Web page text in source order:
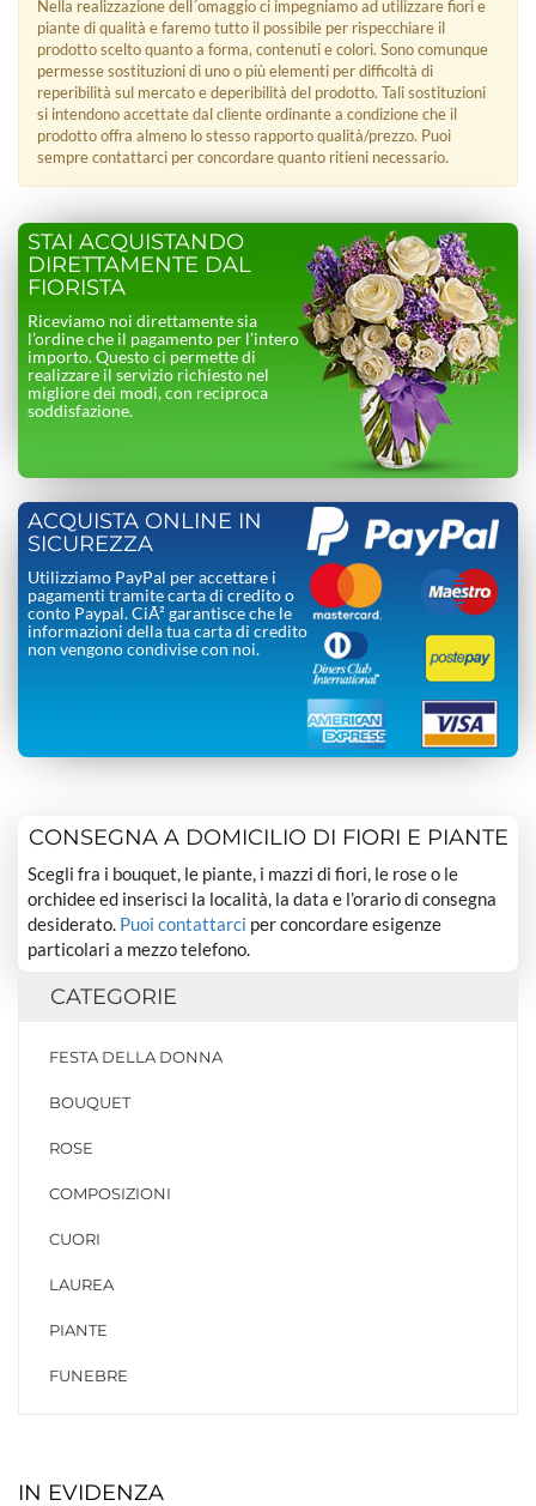
Nella realizzazione dell´omaggio ci impegniamo ad utilizzare fiori e
piante di qualità e faremo tutto il possibile per rispecchiare il
prodotto scelto quanto a forma, contenuti e colori. Sono comunque
permesse sostituzioni di uno o più elementi per difficoltà di
reperibilità sul mercato e deperibilità del prodotto. Tali sostituzioni
si intendono accettate dal cliente ordinante a condizione che il
prodotto offra almeno lo stesso rapporto qualità/prezzo. Puoi
sempre contattarci per concordare quanto ritieni necessario.
STAI ACQUISTANDO
DIRETTAMENTE DAL
FIORISTA
Riceviamo noi direttamente sia
l’ordine che il pagamento per l’intero
importo. Questo ci permette di
realizzare il servizio richiesto nel
migliore dei modi, con reciproca
soddisfazione.
ACQUISTA ONLINE IN
SICUREZZA
Utilizziamo PayPal per accettare i
pagamenti tramite carta di credito o
conto Paypal. CiÃ² garantisce che le
informazioni della tua carta di credito
non vengono condivise con noi.
CONSEGNA A DOMICILIO DI FIORI E PIANTE
Scegli fra i bouquet, le piante, i mazzi di fiori, le rose o le
orchidee ed inserisci la località, la data e l’orario di consegna
desiderato. Puoi contattarci per concordare esigenze
particolari a mezzo telefono.
CATEGORIE
FESTA DELLA DONNA
BOUQUET
ROSE
COMPOSIZIONI
CUORI
LAUREA
PIANTE
FUNEBRE
IN EVIDENZA